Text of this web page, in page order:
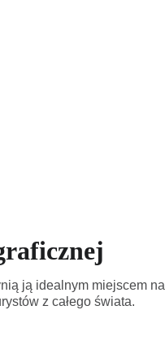
ją idealnym miejscem na
z całego świata.